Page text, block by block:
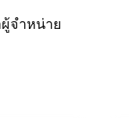
จำหน่าย